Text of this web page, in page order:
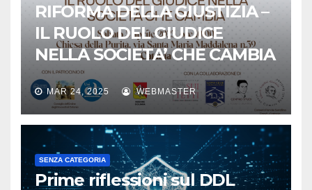
RIFORMA DELLA GIUSTIZIA –
IL RUOLO DEL GIUDICE
NELLA SOCIETA’ CHE CAMBIA
MAR 24, 2025 WEBMASTER
SENZA CATEGORIA
Prime riflessioni sul DDL